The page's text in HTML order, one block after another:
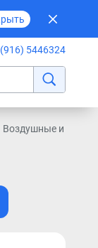
5446324
Воздушные и